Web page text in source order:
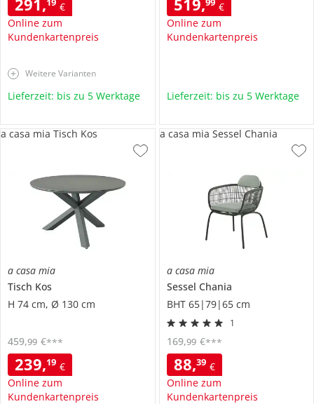
€
Online zum
Kundenkartenpreis
Weitere Varianten
Lieferzeit: bis zu 5 Werktage
€
Online zum
Kundenkartenpreis
Lieferzeit: bis zu 5 Werktage
a casa mia
Tisch Kos
H 74 cm, Ø 130 cm
239,19 €
Online zum
Kundenkartenpreis
459,99 €***
a casa mia Tisch Kos
a casa mia
Sessel Chania
BHT 65|79|65 cm
1
88,39 €
Online zum
Kundenkartenpreis
169,99 €***
a casa mia Sessel Chania